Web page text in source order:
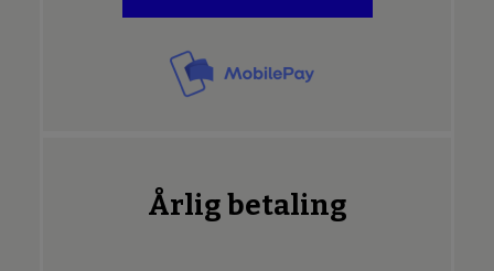
Årlig betaling